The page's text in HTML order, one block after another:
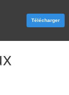
Télécharger